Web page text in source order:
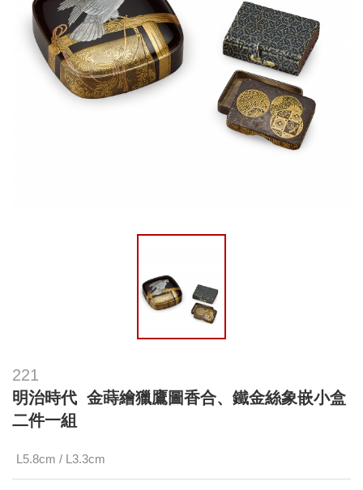
221
明治時代 金蒔繪獵鷹圖香合、鐵金絲象嵌小盒
二件一組
L5.8cm / L3.3cm